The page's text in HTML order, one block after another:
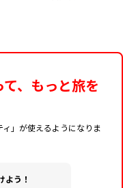
、もっと旅を
」が使えるようになりま
よう！